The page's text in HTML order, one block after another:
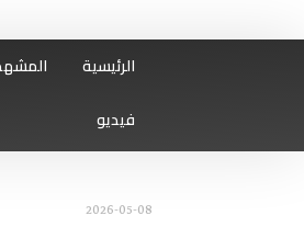
الرئيسية
فيديو
2026-05-08